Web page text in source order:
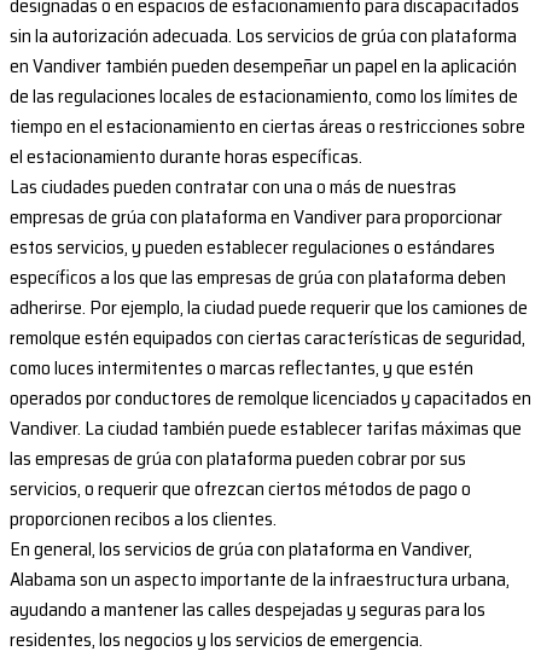
sin la autorización adecuada. Los servicios de grúa con plataforma
en Vandiver también pueden desempeñar un papel en la aplicación
de las regulaciones locales de estacionamiento, como los límites de
tiempo en el estacionamiento en ciertas áreas o restricciones sobre
el estacionamiento durante horas específicas.
Las ciudades pueden contratar con una o más de nuestras
empresas de grúa con plataforma en Vandiver para proporcionar
estos servicios, y pueden establecer regulaciones o estándares
específicos a los que las empresas de grúa con plataforma deben
adherirse. Por ejemplo, la ciudad puede requerir que los camiones de
remolque estén equipados con ciertas características de seguridad,
como luces intermitentes o marcas reflectantes, y que estén
operados por conductores de remolque licenciados y capacitados en
Vandiver. La ciudad también puede establecer tarifas máximas que
las empresas de grúa con plataforma pueden cobrar por sus
servicios, o requerir que ofrezcan ciertos métodos de pago o
proporcionen recibos a los clientes.
En general, los servicios de grúa con plataforma en Vandiver,
Alabama son un aspecto importante de la infraestructura urbana,
ayudando a mantener las calles despejadas y seguras para los
residentes, los negocios y los servicios de emergencia.